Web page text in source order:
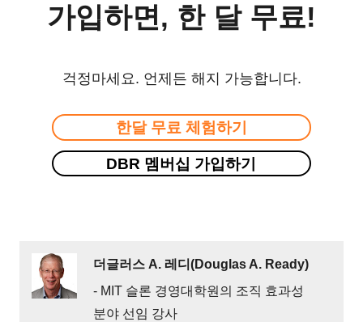
가입하면, 한 달 무료!
걱정마세요. 언제든 해지 가능합니다.
한달 무료 체험하기
DBR 멤버십 가입하기
더글러스 A. 레디(Douglas A. Ready)
- MIT 슬론 경영대학원의 조직 효과성
분야 선임 강사